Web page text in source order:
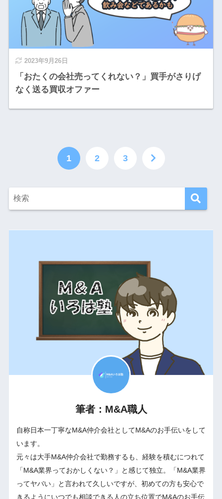
2023年9月26日
「おたくの会社売ってくれない？」買手がさりげ
なく送る買収オファー
1 2 3
筆者：M&A職人
自称日本一丁寧なM&A仲介会社としてM&Aのお手伝いをして
います。
元々は大手M&A仲介会社で勤務するも、経験を積むにつれて
「M&A業界っておかしくない？」と感じて独立。「M&A業界
ってヤバい」と言われて久しいですが、初めての方も安心で
きるようにいつでも相談できる人の立ち位置でM&Aのお手伝